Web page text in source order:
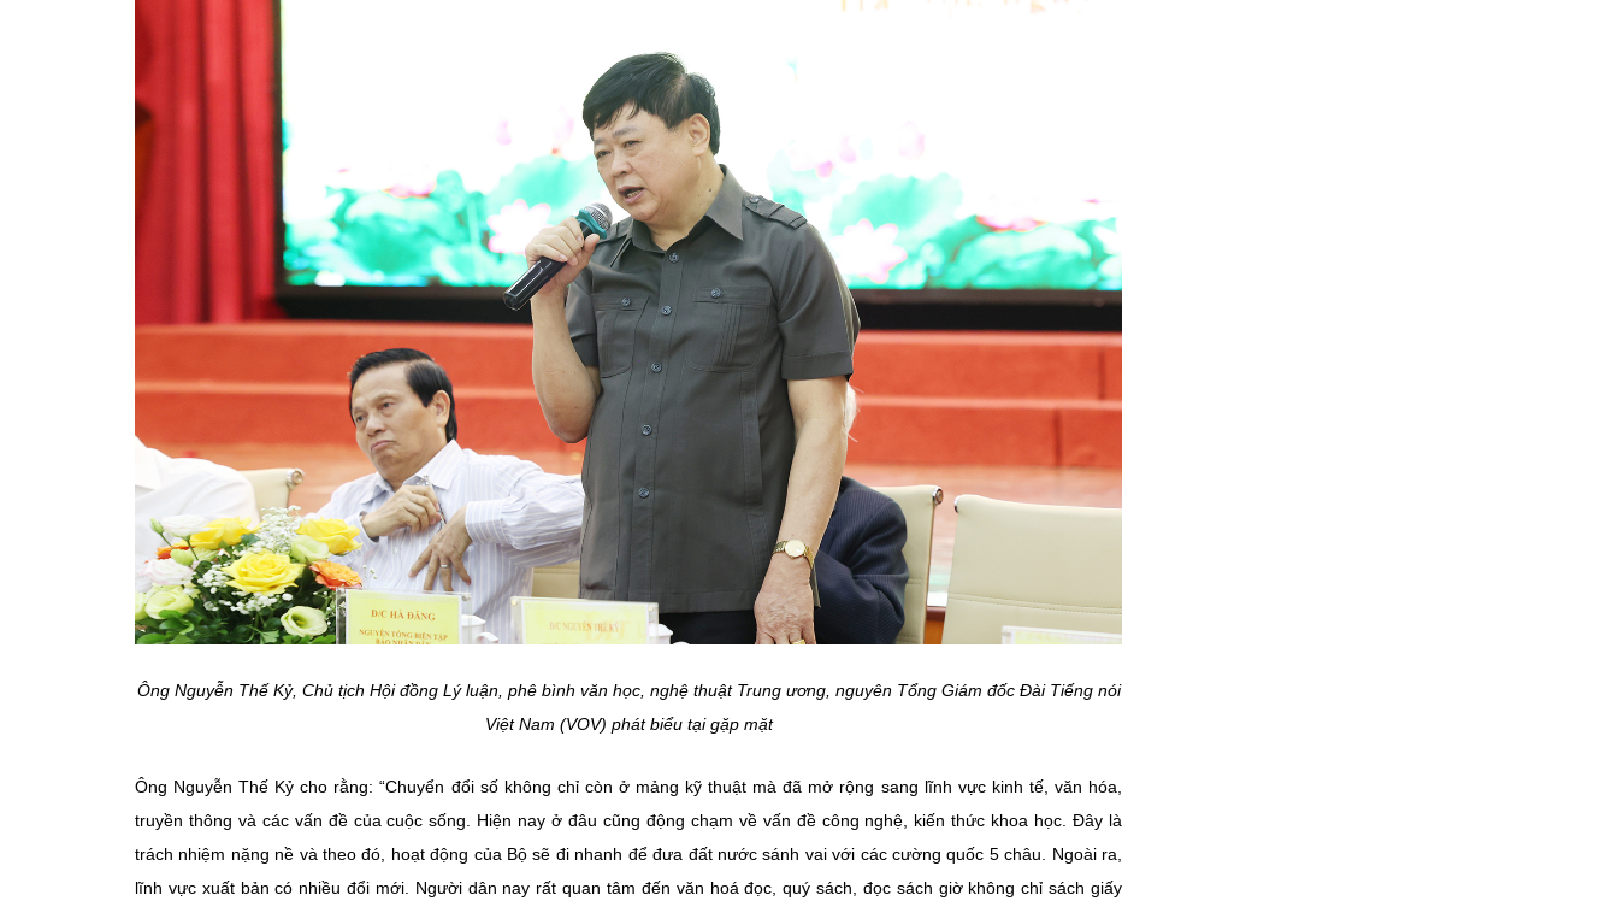
Ông Nguyễn Thế Kỷ, Chủ tịch Hội đồng Lý luận, phê bình văn học, nghệ thuật Trung ương, nguyên Tổng Giám đốc Đài Tiếng nói
Việt Nam (VOV) phát biểu tại gặp mặt
Ông Nguyễn Thế Kỷ cho rằng: “Chuyển đổi số không chỉ còn ở mảng kỹ thuật mà đã mở rộng sang lĩnh vực kinh tế, văn hóa,
truyền thông và các vấn đề của cuộc sống. Hiện nay ở đâu cũng động chạm về vấn đề công nghệ, kiến thức khoa học. Đây là
trách nhiệm nặng nề và theo đó, hoạt động của Bộ sẽ đi nhanh để đưa đất nước sánh vai với các cường quốc 5 châu. Ngoài ra,
lĩnh vực xuất bản có nhiều đổi mới. Người dân nay rất quan tâm đến văn hoá đọc, quý sách, đọc sách giờ không chỉ sách giấy